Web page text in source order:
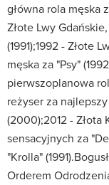
główna rola męska
Złote Lwy
(1991);1992 - Złote
męska za "Psy"
pierwszoplanowa
reżyser za
(2000);2012 -
sensacyjnych za
"Krolla"
Orderem